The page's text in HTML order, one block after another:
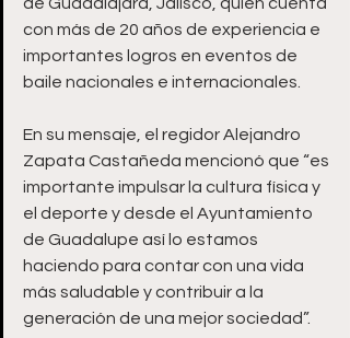
con más de 20 años de experiencia e
importantes logros en eventos de
baile nacionales e internacionales.
En su mensaje, el regidor Alejandro
Zapata Castañeda mencionó que “es
importante impulsar la cultura física y
el deporte y desde el Ayuntamiento
de Guadalupe así lo estamos
haciendo para contar con una vida
más saludable y contribuir a la
generación de una mejor sociedad”.